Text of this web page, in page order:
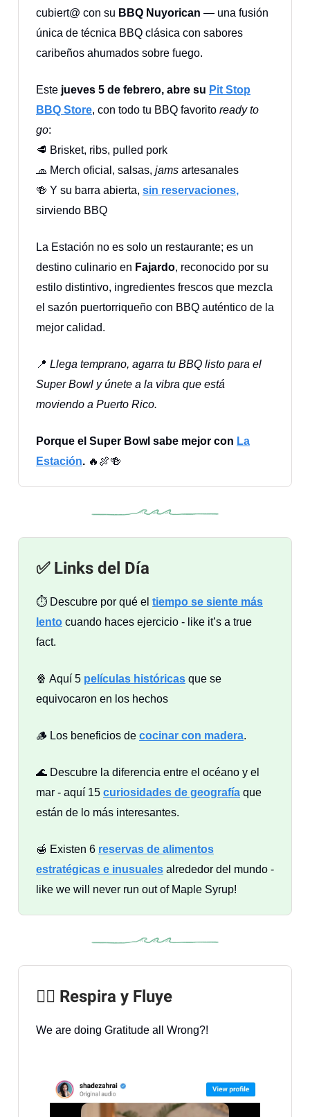
cubiert@ con su BBQ Nuyorican — una fusión
única de técnica BBQ clásica con sabores
caribeños ahumados sobre fuego.
Este jueves 5 de febrero, abre su Pit Stop
BBQ Store, con todo tu BBQ favorito ready to
go:
🥩 Brisket, ribs, pulled pork
🧢 Merch oficial, salsas, jams artesanales
🍻 Y su barra abierta, sin reservaciones,
sirviendo BBQ
La Estación no es solo un restaurante; es un
destino culinario en Fajardo, reconocido por su
estilo distintivo, ingredientes frescos que mezcla
el sazón puertorriqueño con BBQ auténtico de la
mejor calidad.
📍 Llega temprano, agarra tu BBQ listo para el
Super Bowl y únete a la vibra que está
moviendo a Puerto Rico.
Porque el Super Bowl sabe mejor con La
Estación. 🔥🍖🍻
✅ Links del Día
⏱️ Descubre por qué el tiempo se siente más
lento cuando haces ejercicio - like it’s a true
fact.
🍿 Aquí 5 películas históricas que se
equivocaron en los hechos
🪵 Los beneficios de cocinar con madera.
🌊 Descubre la diferencia entre el océano y el
mar - aquí 15 curiosidades de geografía que
están de lo más interesantes.
🍯 Existen 6 reservas de alimentos
estratégicas e inusuales alrededor del mundo -
like we will never run out of Maple Syrup!
🧘‍♀️ Respira y Fluye
We are doing Gratitude all Wrong?!